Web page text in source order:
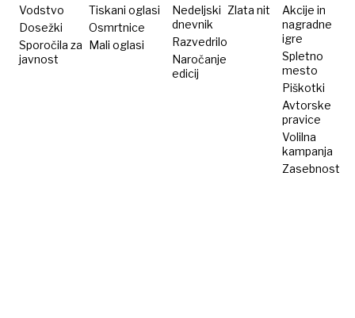
Vodstvo
Dosežki
Sporočila za
javnost
Tiskani oglasi
Osmrtnice
Mali oglasi
Nedeljski
dnevnik
Razvedrilo
Naročanje
edicij
Zlata nit
Akcije in
nagradne
igre
Spletno
mesto
Piškotki
Avtorske
pravice
Volilna
kampanja
Zasebnost